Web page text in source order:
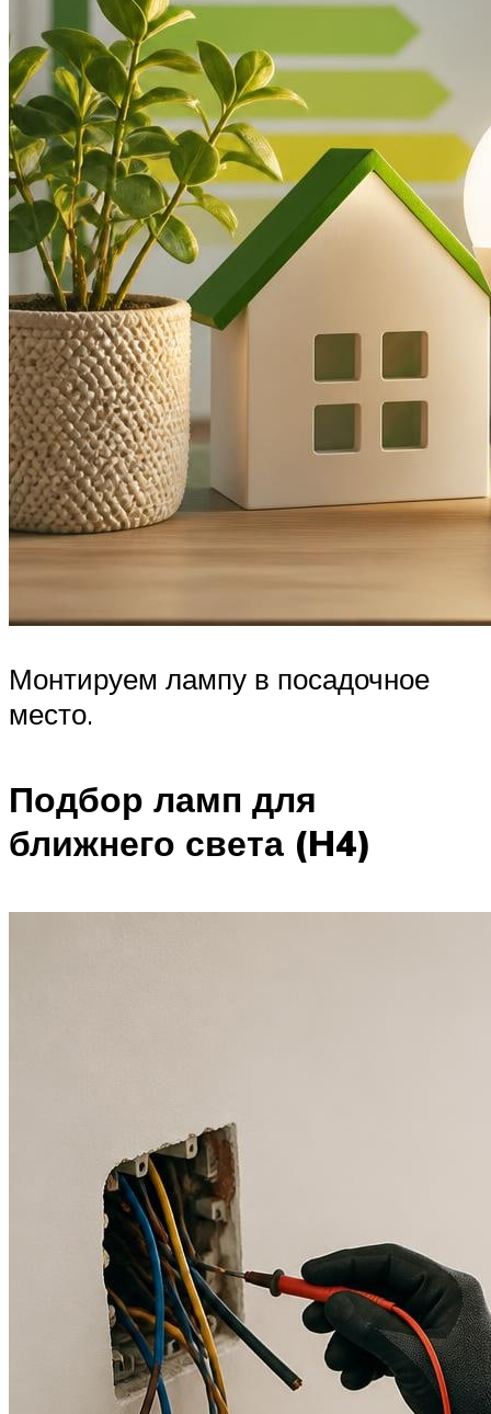
Монтируем лампу в посадочное
место.
Подбор ламп для
ближнего света (H4)